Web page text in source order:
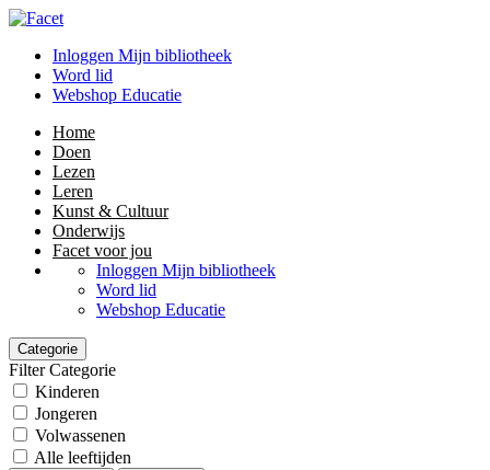
Inloggen Mijn bibliotheek
Word lid
Webshop Educatie
Home
Doen
Lezen
Leren
Kunst & Cultuur
Onderwijs
Facet voor jou
Inloggen Mijn bibliotheek
Word lid
Webshop Educatie
Categorie
Filter Categorie
Kinderen
Jongeren
Volwassenen
Alle leeftijden